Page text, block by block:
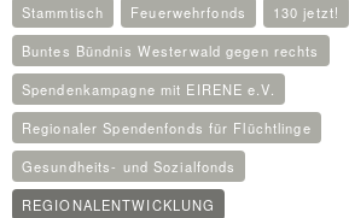
Stammtisch
Feuerwehrfonds
130 jetzt!
Buntes Bündnis Westerwald gegen rechts
Spendenkampagne mit EIRENE e.V.
Regionaler Spendenfonds für Flüchtlinge
Gesundheits- und Sozialfonds
REGIONALENTWICKLUNG